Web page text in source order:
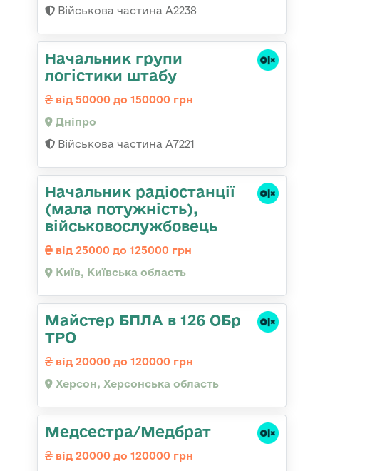
Військова частина А2238
Начальник групи
логістики штабу
від 50000 до 150000 грн
Дніпро
Військова частина А7221
Начальник pадіостанції
(мала потужність),
військовослужбовець
від 25000 до 125000 грн
Київ, Київська область
Майстер БПЛА в 126 ОБр
ТРО
від 20000 до 120000 грн
Херсон, Херсонська область
Медсестра/Медбрат
від 20000 до 120000 грн